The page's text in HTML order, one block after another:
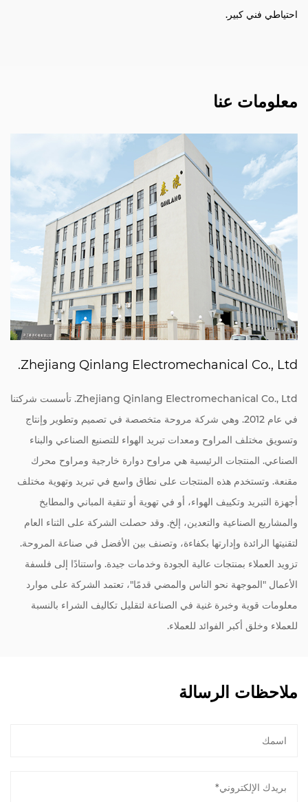
احتياطي فني كبير.
معلومات عنا
Zhejiang Qinlang Electromechanical Co., Ltd.
Zhejiang Qinlang Electromechanical Co., Ltd. تأسست شركتنا
في عام 2012. وهي شركة مروحة متخصصة في تصميم وتطوير وإنتاج
وتسويق مختلف المراوح ومعدات تبريد الهواء للتصنيع الصناعي والبناء
الصناعي. المنتجات الرئيسية هي مراوح دوارة خارجية ومراوح محرك
مقنعة. وتستخدم هذه المنتجات على نطاق واسع في تبريد وتهوية مختلف
أجهزة التبريد وتكييف الهواء، أو في تهوية أو تنقية المباني والمطابخ
والمشاريع الصناعية والتعدين، إلخ. وقد حصلت الشركة على الثناء العام
لتقنيتها الرائدة وإدارتها بكفاءة، وتصنف بين الأفضل في صناعة المروحة.
تزويد العملاء بمنتجات عالية الجودة وخدمات جيدة. واستنادًا إلى فلسفة
الأعمال "الموجهة نحو الناس والمضي قدمًا"، تعتمد الشركة على موارد
معلومات قوية وخبرة غنية في الصناعة لتقليل تكاليف الشراء بالنسبة
للعملاء وخلق أكبر الفوائد للعملاء.
ملاحظات الرسالة